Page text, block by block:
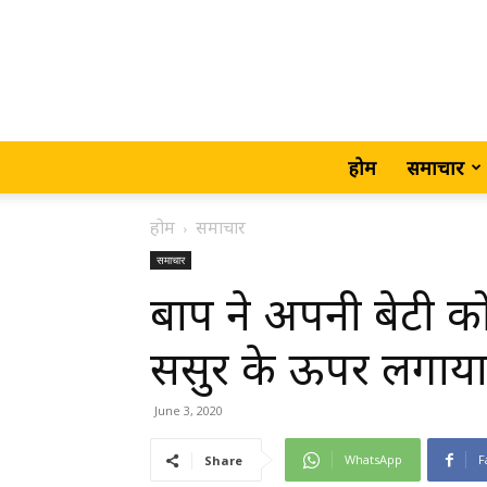
होम समाचार
होम समाचार
समाचार
बाप ने अपनी बेटी
ससुर के ऊपर
June 3, 2020
Share WhatsApp